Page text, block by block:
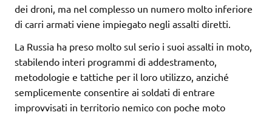
dei droni, ma nel complesso un numero molto inferiore
di carri armati viene impiegato negli assalti diretti.
La Russia ha preso molto sul serio i suoi assalti in moto,
stabilendo interi programmi di addestramento,
metodologie e tattiche per il loro utilizzo, anziché
semplicemente consentire ai soldati di entrare
improvvisati in territorio nemico con poche moto